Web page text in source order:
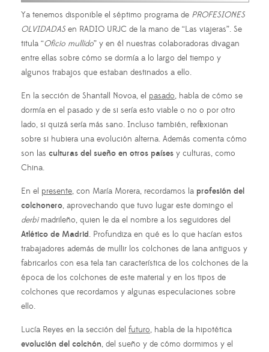
Ya tenemos disponible el séptimo programa de PROFESIONES
OLVIDADAS en RADIO URJC de la mano de “Las viajeras”. Se
titula “Oficio mullido” y en él nuestras colaboradoras divagan
entre ellas sobre cómo se dormía a lo largo del tiempo y
algunos trabajos que estaban destinados a ello.
En la sección de Shantall Novoa, el pasado, habla de cómo se
dormía en el pasado y de si sería esto viable o no o por otro
lado, si quizá sería más sano. Incluso también, reflexionan
sobre si hubiera una evolución alterna. Además comenta cómo
son las culturas del sueño en otros países y culturas, como
China.
En el presente, con María Morera, recordamos la profesión del
colchonero, aprovechando que tuvo lugar este domingo el
derbimadrileño, quien le da el nombre a los seguidores del
Atlético de Madrid. Profundiza en qué es lo que hacían estos
trabajadores además de mullir los colchones de lana antiguos y
fabricarlos con esa tela tan característica de los colchones de la
época de los colchones de este material y en los tipos de
colchones que recordamos y algunas especulaciones sobre
ello.
Lucía Reyes en la sección del futuro, habla de la hipotética
evolución del colchón, del sueño y de cómo dormimos y el